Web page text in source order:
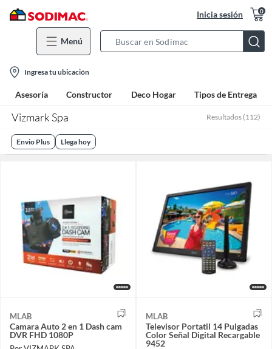
Inicia sesión 0
Menú
Bar
location-
icon
Ingresa tu ubicación
Asesoría Constructor Deco Hogar Tipos de Entrega
Vizmark Spa Resultados (112)
Envio Plus Llega hoy
MLAB
Camara Auto 2 en 1 Dash cam
DVR FHD 1080P
MLAB
Televisor Portatil 14 Pulgadas
Color Señal Digital Recargable
9452